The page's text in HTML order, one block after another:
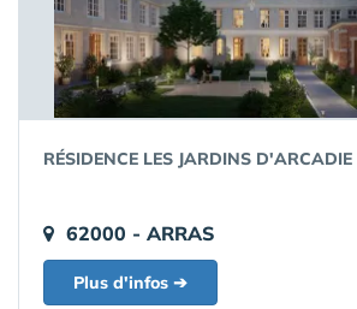
RÉSIDENCE LES JARDINS
62000 - ARRAS
Plus d'infos ➔